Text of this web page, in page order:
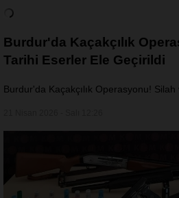
Burdur'da Kaçakçılık
Tarihi Eserler Ele Geçirildi
Burdur'da Kaçakçılık Operasyonu!